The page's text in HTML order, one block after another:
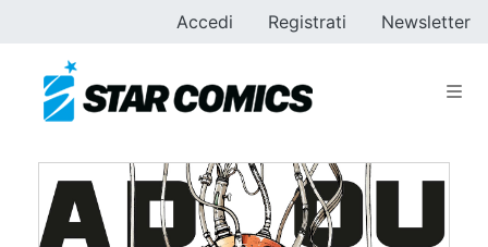
Accedi Registrati Newsletter